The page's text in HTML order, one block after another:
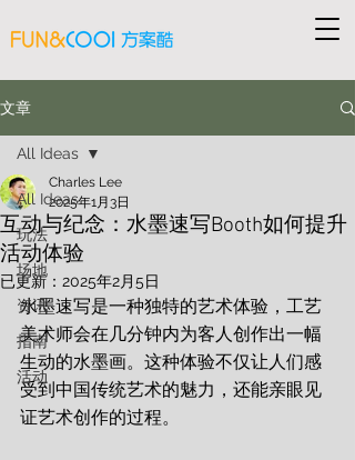
文章
All Ideas
玩法
场地
资讯
指南
活动
All Ideas
互动与纪念：水墨速写Booth如何提升
活动体验
Charles Lee
2025年1月3日
已更新： 2025年2月5日
水墨速写是一种独特的艺术体验，工艺
美术师会在几分钟内为客人创作出一幅
生动的水墨画。这种体验不仅让人们感
受到中国传统艺术的魅力，还能亲眼见
证艺术创作的过程。